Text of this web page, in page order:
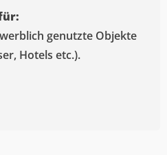
genutzte Objekte
Hotels etc.).